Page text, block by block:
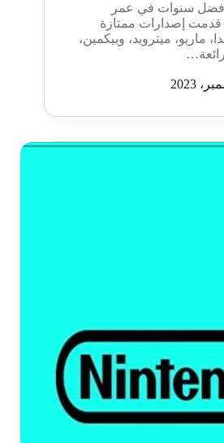
إحدى أفضل سنوات في عمر
إصدارات ممتازة
ماريو، ميترويد، وبيكمين،